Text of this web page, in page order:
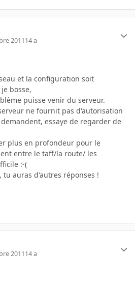
201114 a
et la configuration soit
bosse,
puisse venir du serveur.
ne fournit pas d'autorisation
essaye de regarder de
plus en profondeur pour le
entre le taff/la route/ les
:-(
auras d'autres réponses !
201114 a